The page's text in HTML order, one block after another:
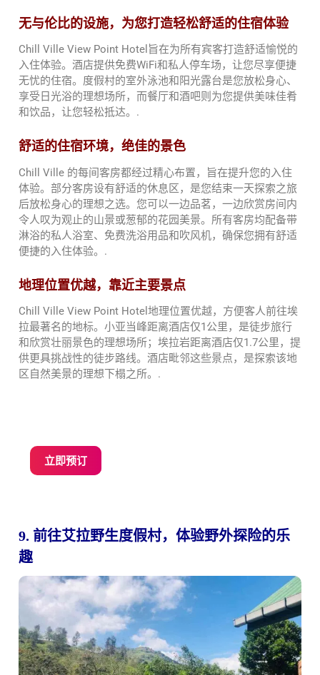
无与伦比的设施，为您打造轻松舒适的住宿体验
Chill Ville View Point Hotel旨在为所有宾客打造舒适愉悦的
入住体验。酒店提供免费WiFi和私人停车场，让您尽享便捷
无忧的住宿。度假村的室外泳池和阳光露台是您放松身心、
享受日光浴的理想场所，而餐厅和酒吧则为您提供美味佳肴
和饮品，让您轻松抵达。.
舒适的住宿环境，绝佳的景色
Chill Ville 的每间客房都经过精心布置，旨在提升您的入住
体验。部分客房设有舒适的休息区，是您结束一天探索之旅
后放松身心的理想之选。您可以一边品茗，一边欣赏房间内
令人叹为观止的山景或葱郁的花园美景。所有客房均配备带
淋浴的私人浴室、免费洗浴用品和吹风机，确保您拥有舒适
便捷的入住体验。.
地理位置优越，靠近主要景点
Chill Ville View Point Hotel地理位置优越，方便客人前往埃
拉最著名的地标。小亚当峰距离酒店仅1公里，是徒步旅行
和欣赏壮丽景色的理想场所；埃拉岩距离酒店仅1.7公里，提
供更具挑战性的徒步路线。酒店毗邻这些景点，是探索该地
区自然美景的理想下榻之所。.
立即预订
9. 前往艾拉野生度假村，体验野外探险的乐
趣